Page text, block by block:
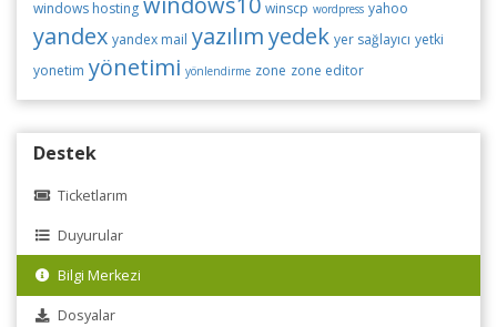
windows hosting winscp wordpress yahoo
yandex yandex mail yazılımyedek yer sağlayıcı yetki
yonetim yönetimi yönlendirme zone zone editor
Destek
Ticketlarım
Duyurular
Bilgi Merkezi
Dosyalar